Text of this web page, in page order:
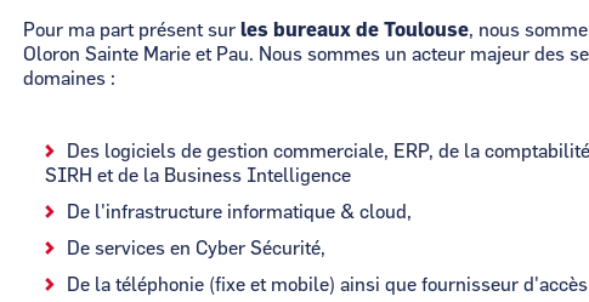
Pour ma part présent sur les bureaux de Toulouse, nous
Oloron Sainte Marie et Pau. Nous sommes un acteur majeur des
domaines :
Des logiciels de gestion commerciale, ERP, de la
SIRH et de la Business Intelligence
De l'infrastructure informatique & cloud,
De services en Cyber Sécurité,
De la téléphonie (fixe et mobile) ainsi que fournisseur